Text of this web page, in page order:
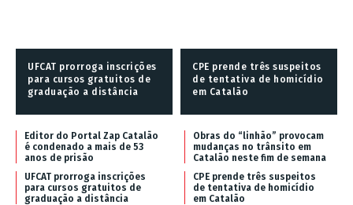
UFCAT prorroga inscrições
para cursos gratuitos de
graduação a distância
CPE prende três suspeitos
de tentativa de homicídio
em Catalão
Editor do Portal Zap Catalão
é condenado a mais de 53
anos de prisão
Obras do “linhão” provocam
mudanças no trânsito em
Catalão neste fim de semana
UFCAT prorroga inscrições
para cursos gratuitos de
graduação a distância
CPE prende três suspeitos
de tentativa de homicídio
em Catalão